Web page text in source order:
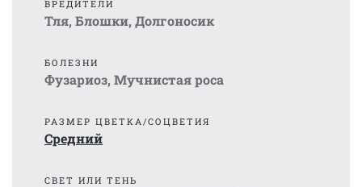
ВРЕДИТЕЛИ
Тля, Блошки, Долгоносик
БОЛЕЗНИ
Фузариоз, Мучнистая роса
РАЗМЕР ЦВЕТКА/СОЦВЕТИЯ
Средний
СВЕТ ИЛИ ТЕНЬ